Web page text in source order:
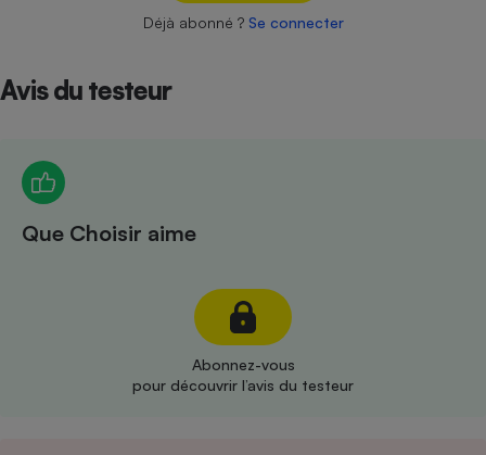
Déjà abonné ? Se connecter
Avis du testeur
Que Choisir aime
Abonnez-vous
pour découvrir l’avis du testeurVentilateur
Radiateur électrique